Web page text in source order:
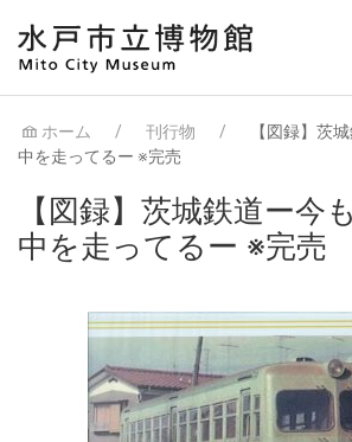
ホーム 刊行物
【図録】茨
中を走ってるー ※完売
【図録】茨城鉄道ー今
中を走ってるー ※完売